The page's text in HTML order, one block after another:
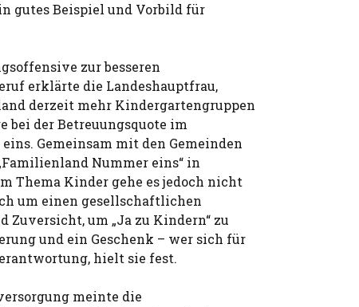
gutes Beispiel und Vorbild für
zur besseren
erklärte die Landeshauptfrau,
derzeit mehr Kindergartengruppen
bei der Betreuungsquote im
Gemeinsam mit den Gemeinden
Nummer eins“ in
Thema Kinder gehe es jedoch nicht
um einen gesellschaftlichen
Zuversicht, um „Ja zu Kindern“ zu
und ein Geschenk – wer sich für
hielt sie fest.
meinte die